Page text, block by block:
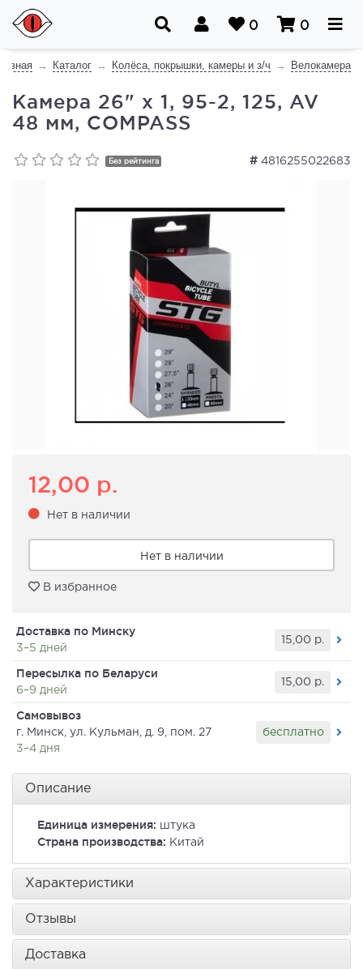
0 0
Каталог Колёса, покрышки, камеры и з/ч Велокамера
Камера 26" x 1, 95-2, 125, AV
48 мм, COMPASS
# 4816255022683
Без рейтинга
12,00 р.
Нет в наличии
Нет в наличии
В избранное
Доставка по Минску
3–5 дней
15,00 р.
Пересылка по Беларуси
6–9 дней
15,00 р.
Самовывоз
г. Минск, ул. Кульман, д. 9, пом. 27
3–4 дня
бесплатно
Описание
Единица измерения: штука
Страна производства: Китай
Характеристики
Отзывы
Доставка